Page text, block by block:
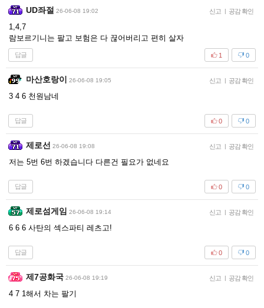
UD좌절 26-06-08 19:02 신고 | 공감 확인
1,4,7
람보르기니는 팔고 보험은 다 끊어버리고 편히 살자
답글 0
1
마산호랑이 26-06-08 19:05 신고 | 공감 확인
3 4 6 천원남네
답글 0
0
제로선 26-06-08 19:08 신고 | 공감 확인
저는 5번 6번 하겠습니다 다른건 필요가 없네요
답글 0
0
제로섬게임 26-06-08 19:14 신고 | 공감 확인
6 6 6 사탄의 섹스파티 레츠고!
답글 0
0
제7공화국 26-06-08 19:19 신고 | 공감 확인
4 7 1해서 차는 팔기